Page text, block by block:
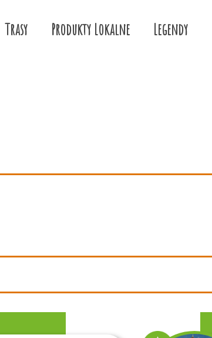
Trasy Produkty Lokalne Legendy